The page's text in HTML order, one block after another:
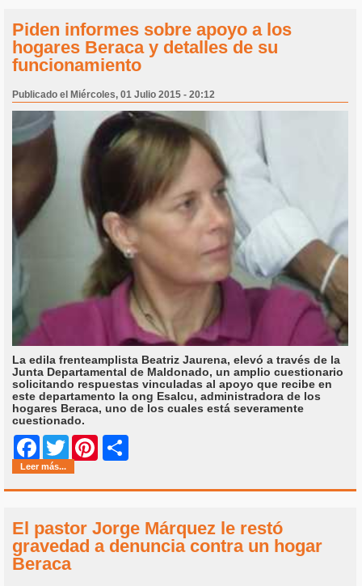
Piden informes sobre apoyo a los
hogares Beraca y detalles de su
funcionamiento
Publicado el Miércoles, 01 Julio 2015 - 20:12
La edila frenteamplista Beatriz Jaurena, elevó a través de la
Junta Departamental de Maldonado, un amplio cuestionario
solicitando respuestas vinculadas al apoyo que recibe en
este departamento la ong Esalcu, administradora de los
hogares Beraca, uno de los cuales está severamente
cuestionado.
Facebook
Twitter Pinterest
Leer más...
El pastor Jorge Márquez le restó
gravedad a denuncia contra un hogar
Beraca